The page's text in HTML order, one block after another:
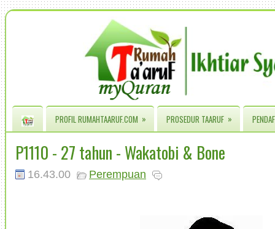
PROFIL RUMAHTAARUF.COM » PROSEDUR TAARUF »
P1110 - 27 tahun - Wakatobi & Bone
16.43.00 Perempuan